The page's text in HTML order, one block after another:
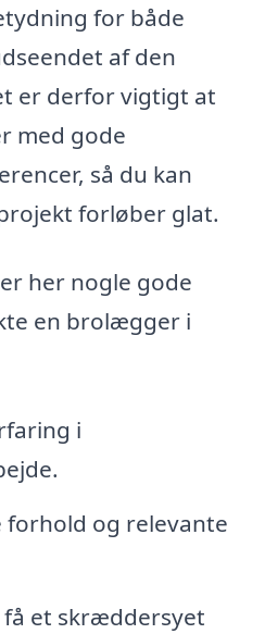
for både
af den
er derfor vigtigt at
med gode
så du kan
forløber glat.
her nogle gode
en brolægger i
i
forhold og relevante
et skræddersyet